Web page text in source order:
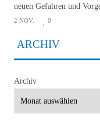
neuen Gefahren und
2 NOV. 0
ARCHIV
Archiv